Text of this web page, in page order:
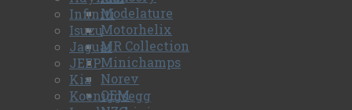
Modelature
Motorhelix
MR Collection
Minichamps
Norev
OEM
Infiniti
Isuzu
Jaguar
JEEP
Kia
Koeniggsegg